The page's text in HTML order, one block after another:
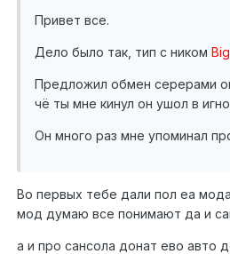
Привет все.
Дело было так, тип с ником
Предложил обмен серерами
чё ты мне кинул он ушол в
Он много раз мне упоминал
Во первых тебе дали пол еа
мод думаю все понимают да и
а и про сансола донат ево авто